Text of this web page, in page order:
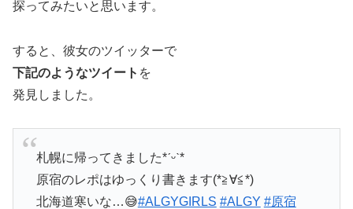
探ってみたいと思います。
すると、彼女のツイッターで
下記のようなツイート を
発見しました。
札幌に帰ってきました*ˊᵕˋ*
原宿のレポはゆっくり書きます(*≧∀≦*)
北海道寒いな…😅#ALGYGIRLS #ALGY #原宿